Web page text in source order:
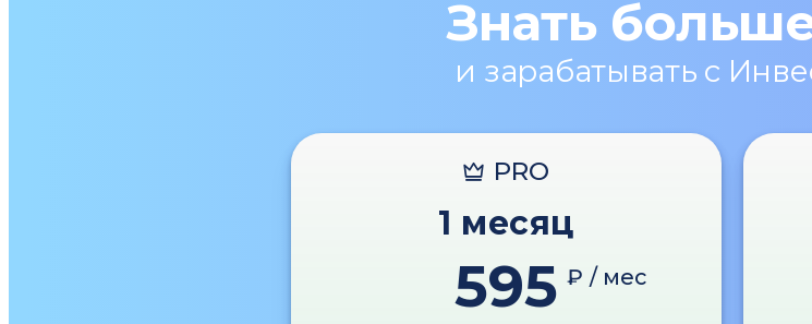
Знать
и зарабатывать с
PRO
1 месяц
595 ₽ / мес